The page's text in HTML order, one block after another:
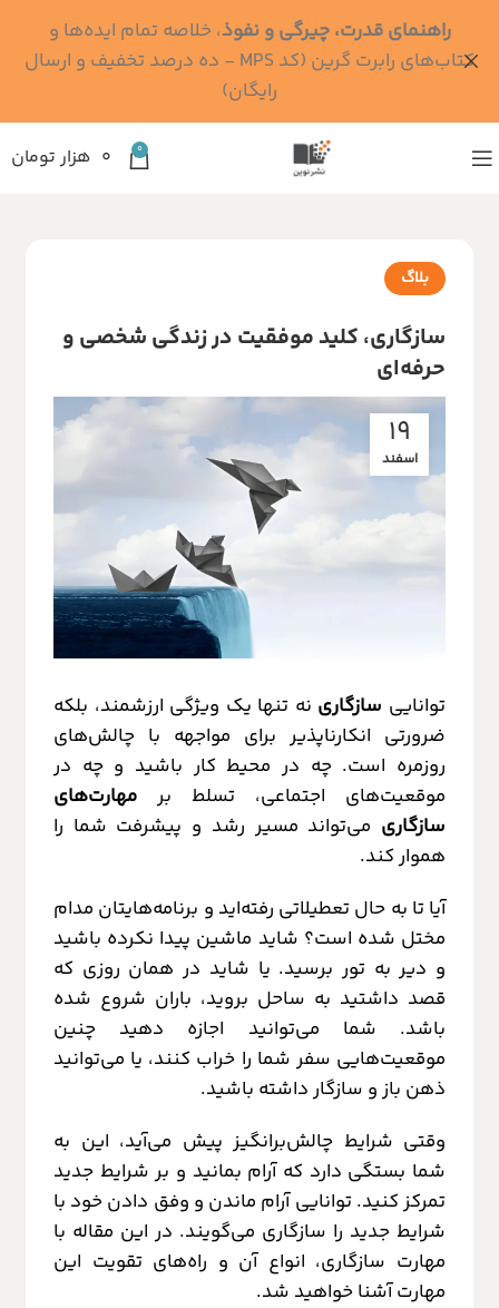
0 ۰ هزار تومان
بلاگ
سازگاری، کلید موفقیت در زندگی شخصی و
حرفه‌ای
19
اسفند
توانایی سازگاری نه تنها یک ویژگی ارزشمند، بلکه
ضرورتی انکارناپذیر برای مواجهه با چالش‌های
روزمره است. چه در محیط کار باشید و چه در
موقعیت‌های اجتماعی، تسلط بر مهارت‌های
سازگاری می‌تواند مسیر رشد و پیشرفت شما را
هموار کند.
آیا تا به حال تعطیلاتی رفته‌اید و برنامه‌هایتان مدام
مختل شده است؟ شاید ماشین پیدا نکرده باشید
و دیر به تور برسید. یا شاید در همان روزی که
قصد داشتید به ساحل بروید، باران شروع شده
باشد. شما می‌توانید اجازه دهید چنین
موقعیت‌هایی سفر شما را خراب کنند، یا می‌توانید
ذهن باز و سازگار داشته باشید.
وقتی شرایط چالش‌برانگیز پیش می‌آید، این به
شما بستگی دارد که آرام بمانید و بر شرایط جدید
تمرکز کنید. توانایی آرام ماندن و وفق دادن خود با
شرایط جدید را سازگاری می‌گویند. در این مقاله با
مهارت سازگاری، انواع آن و راه‌های تقویت این
مهارت آشنا خواهید شد.
راهنمای قدرت، چیرگی و نفوذ، خلاصه تمام ایده‌ها و
کتاب‌های رابرت گرین (کد MPS - ده درصد تخفیف و ارسال
رایگان)